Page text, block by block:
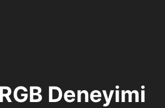
Deneyimi